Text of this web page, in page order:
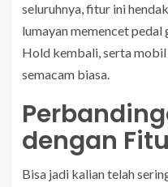
seluruhnya, fitur ini
lumayan memencet
Hold kembali, serta
semacam biasa.
dengan
Bisa jadi kalian telah